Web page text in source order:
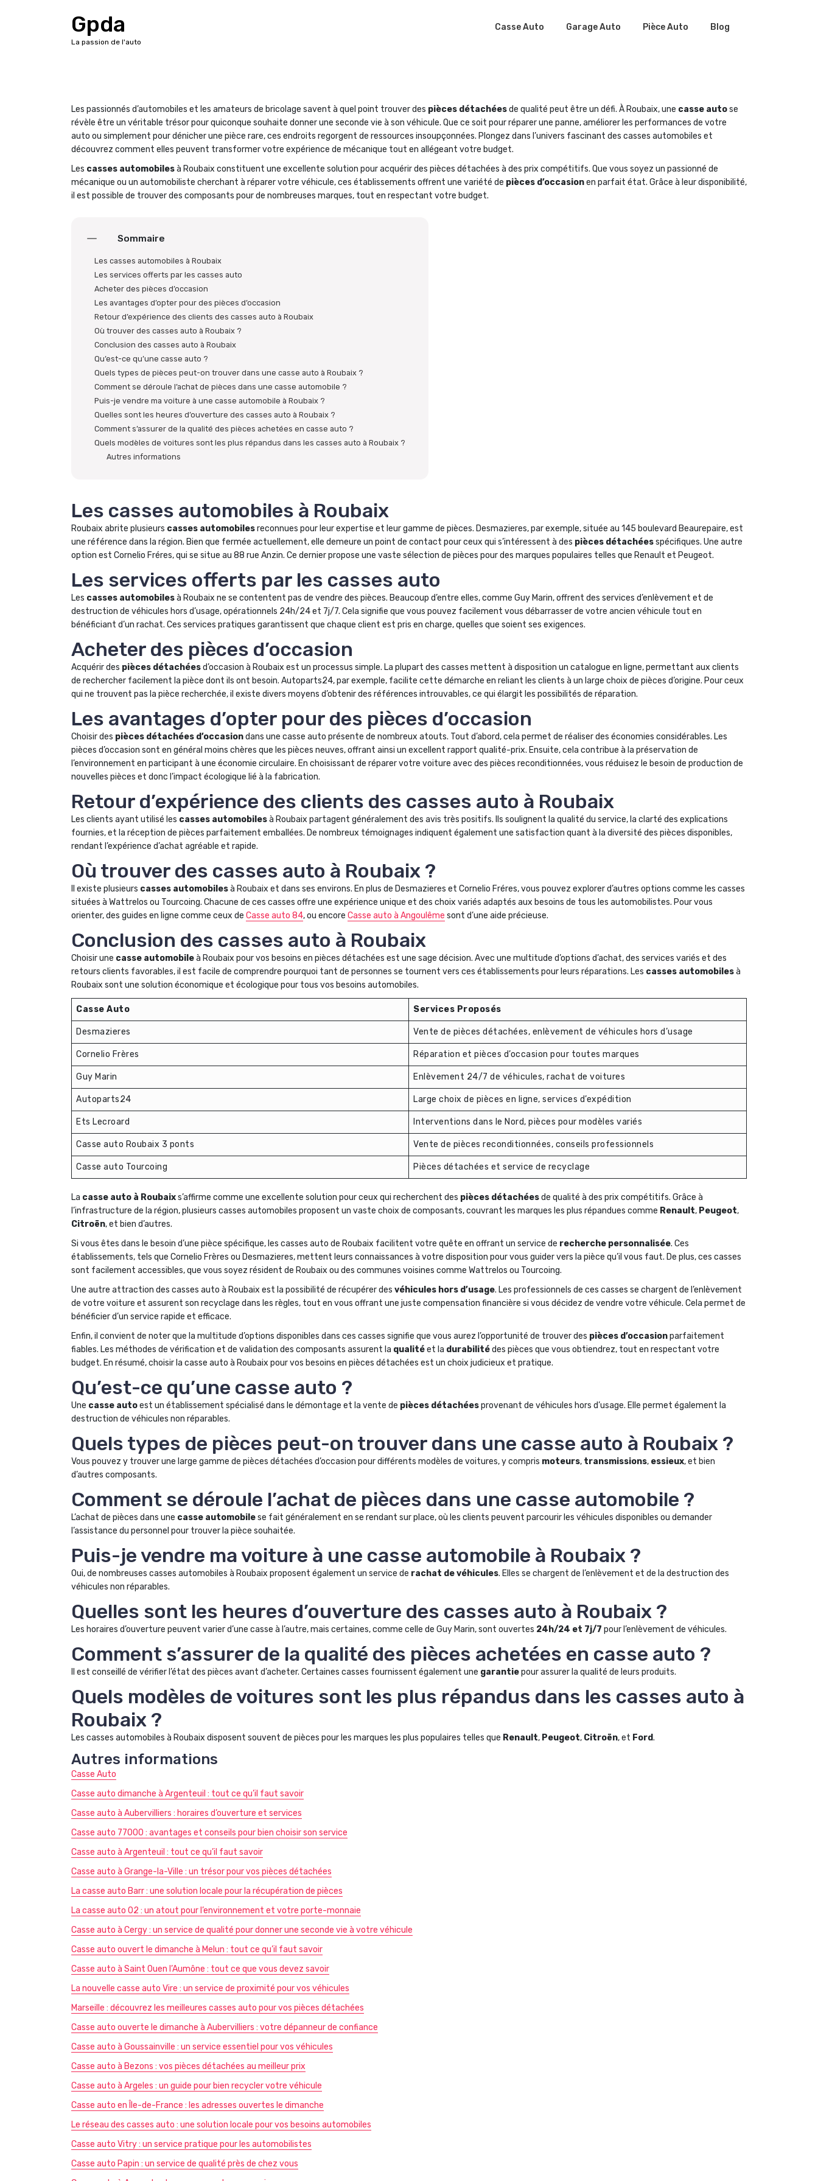
Gpda
La passion de l'auto
Casse Auto Garage Auto Pièce Auto Blog
Les passionnés d’automobiles et les amateurs de bricolage savent à quel point trouver des pièces détachéesde qualité peut être un défi. À Roubaix, une casse autose
révèle être un véritable trésor pour quiconque souhaite donner une seconde vie à son véhicule. Que ce soit pour réparer une panne, améliorer les performances de votre
auto ou simplement pour dénicher une pièce rare, ces endroits regorgent de ressources insoupçonnées. Plongez dans l’univers fascinant des casses automobiles et
découvrez comment elles peuvent transformer votre expérience de mécanique tout en allégeant votre budget.
Les casses automobilesà Roubaix constituent une excellente solution pour acquérir des pièces détachées à des prix compétitifs. Que vous soyez un passionné de
mécanique ou un automobiliste cherchant à réparer votre véhicule, ces établissements offrent une variété de pièces d’occasionen parfait état. Grâce à leur disponibilité,
il est possible de trouver des composants pour de nombreuses marques, tout en respectant votre budget.
Sommaire
Les casses automobiles à Roubaix
Les services offerts par les casses auto
Acheter des pièces d’occasion
Les avantages d’opter pour des pièces d’occasion
Retour d’expérience des clients des casses auto à Roubaix
Où trouver des casses auto à Roubaix ?
Conclusion des casses auto à Roubaix
Qu’est-ce qu’une casse auto ?
Quels types de pièces peut-on trouver dans une casse auto à Roubaix ?
Comment se déroule l’achat de pièces dans une casse automobile ?
Puis-je vendre ma voiture à une casse automobile à Roubaix ?
Quelles sont les heures d’ouverture des casses auto à Roubaix ?
Comment s’assurer de la qualité des pièces achetées en casse auto ?
Quels modèles de voitures sont les plus répandus dans les casses auto à Roubaix ?
Autres informations
Les casses automobiles à Roubaix
Roubaix abrite plusieurs casses automobilesreconnues pour leur expertise et leur gamme de pièces. Desmazieres, par exemple, située au 145 boulevard Beaurepaire, est
une référence dans la région. Bien que fermée actuellement, elle demeure un point de contact pour ceux qui s’intéressent à des pièces détachéesspécifiques. Une autre
option est Cornelio Fréres, qui se situe au 88 rue Anzin. Ce dernier propose une vaste sélection de pièces pour des marques populaires telles que Renault et Peugeot.
Les services offerts par les casses auto
Les casses automobilesà Roubaix ne se contentent pas de vendre des pièces. Beaucoup d’entre elles, comme Guy Marin, offrent des services d’enlèvement et de
destruction de véhicules hors d’usage, opérationnels 24h/24 et 7j/7. Cela signifie que vous pouvez facilement vous débarrasser de votre ancien véhicule tout en
bénéficiant d’un rachat. Ces services pratiques garantissent que chaque client est pris en charge, quelles que soient ses exigences.
Acheter des pièces d’occasion
Acquérir des pièces détachéesd’occasion à Roubaix est un processus simple. La plupart des casses mettent à disposition un catalogue en ligne, permettant aux clients
de rechercher facilement la pièce dont ils ont besoin. Autoparts24, par exemple, facilite cette démarche en reliant les clients à un large choix de pièces d’origine. Pour ceux
qui ne trouvent pas la pièce recherchée, il existe divers moyens d’obtenir des références introuvables, ce qui élargit les possibilités de réparation.
Les avantages d’opter pour des pièces d’occasion
Choisir des pièces détachées d’occasiondans une casse auto présente de nombreux atouts. Tout d’abord, cela permet de réaliser des économies considérables. Les
pièces d’occasion sont en général moins chères que les pièces neuves, offrant ainsi un excellent rapport qualité-prix. Ensuite, cela contribue à la préservation de
l’environnement en participant à une économie circulaire. En choisissant de réparer votre voiture avec des pièces reconditionnées, vous réduisez le besoin de production de
nouvelles pièces et donc l’impact écologique lié à la fabrication.
Retour d’expérience des clients des casses auto à Roubaix
Les clients ayant utilisé les casses automobilesà Roubaix partagent généralement des avis très positifs. Ils soulignent la qualité du service, la clarté des explications
fournies, et la réception de pièces parfaitement emballées. De nombreux témoignages indiquent également une satisfaction quant à la diversité des pièces disponibles,
rendant l’expérience d’achat agréable et rapide.
Où trouver des casses auto à Roubaix ?
Il existe plusieurs casses automobilesà Roubaix et dans ses environs. En plus de Desmazieres et Cornelio Fréres, vous pouvez explorer d’autres options comme les casses
situées à Wattrelos ou Tourcoing. Chacune de ces casses offre une expérience unique et des choix variés adaptés aux besoins de tous les automobilistes. Pour vous
orienter, des guides en ligne comme ceux de Casse auto 84, ou encore Casse auto à Angoulême sont d’une aide précieuse.
Conclusion des casses auto à Roubaix
Choisir une casse automobileà Roubaix pour vos besoins en pièces détachées est une sage décision. Avec une multitude d’options d’achat, des services variés et des
retours clients favorables, il est facile de comprendre pourquoi tant de personnes se tournent vers ces établissements pour leurs réparations. Les casses automobilesà
Roubaix sont une solution économique et écologique pour tous vos besoins automobiles.
Casse Auto Services Proposés
Desmazieres Vente de pièces détachées, enlèvement de véhicules hors d’usage
Cornelio Frères Réparation et pièces d’occasion pour toutes marques
Guy Marin Enlèvement 24/7 de véhicules, rachat de voitures
Autoparts24 Large choix de pièces en ligne, services d’expédition
Ets Lecroard Interventions dans le Nord, pièces pour modèles variés
Casse auto Roubaix 3 ponts Vente de pièces reconditionnées, conseils professionnels
Casse auto Tourcoing Pièces détachées et service de recyclage
La casse auto à Roubaixs’affirme comme une excellente solution pour ceux qui recherchent des pièces détachéesde qualité à des prix compétitifs. Grâce à
l’infrastructure de la région, plusieurs casses automobiles proposent un vaste choix de composants, couvrant les marques les plus répandues comme Renault, Peugeot,
Citroën, et bien d’autres.
Si vous êtes dans le besoin d’une pièce spécifique, les casses auto de Roubaix facilitent votre quête en offrant un service de recherche personnalisée. Ces
établissements, tels que Cornelio Frères ou Desmazieres, mettent leurs connaissances à votre disposition pour vous guider vers la pièce qu’il vous faut. De plus, ces casses
sont facilement accessibles, que vous soyez résident de Roubaix ou des communes voisines comme Wattrelos ou Tourcoing.
Une autre attraction des casses auto à Roubaix est la possibilité de récupérer des véhicules hors d’usage. Les professionnels de ces casses se chargent de l’enlèvement
de votre voiture et assurent son recyclage dans les règles, tout en vous offrant une juste compensation financière si vous décidez de vendre votre véhicule. Cela permet de
bénéficier d’un service rapide et efficace.
Enfin, il convient de noter que la multitude d’options disponibles dans ces casses signifie que vous aurez l’opportunité de trouver des pièces d’occasionparfaitement
fiables. Les méthodes de vérification et de validation des composants assurent la qualitéet la durabilitédes pièces que vous obtiendrez, tout en respectant votre
budget. En résumé, choisir la casse auto à Roubaix pour vos besoins en pièces détachées est un choix judicieux et pratique.
Qu’est-ce qu’une casse auto ?
Une casse autoest un établissement spécialisé dans le démontage et la vente de pièces détachéesprovenant de véhicules hors d’usage. Elle permet également la
destruction de véhicules non réparables.
Quels types de pièces peut-on trouver dans une casse auto à Roubaix ?
Vous pouvez y trouver une large gamme de pièces détachées d’occasion pour différents modèles de voitures, y compris moteurs, transmissions, essieux, et bien
d’autres composants.
Comment se déroule l’achat de pièces dans une casse automobile ?
L’achat de pièces dans une casse automobilese fait généralement en se rendant sur place, où les clients peuvent parcourir les véhicules disponibles ou demander
l’assistance du personnel pour trouver la pièce souhaitée.
Puis-je vendre ma voiture à une casse automobile à Roubaix ?
Oui, de nombreuses casses automobiles à Roubaix proposent également un service de rachat de véhicules. Elles se chargent de l’enlèvement et de la destruction des
véhicules non réparables.
Quelles sont les heures d’ouverture des casses auto à Roubaix ?
Les horaires d’ouverture peuvent varier d’une casse à l’autre, mais certaines, comme celle de Guy Marin, sont ouvertes 24h/24 et 7j/7 pour l’enlèvement de véhicules.
Comment s’assurer de la qualité des pièces achetées en casse auto ?
Il est conseillé de vérifier l’état des pièces avant d’acheter. Certaines casses fournissent également une garantiepour assurer la qualité de leurs produits.
Quels modèles de voitures sont les plus répandus dans les casses auto à
Roubaix ?
Les casses automobiles à Roubaix disposent souvent de pièces pour les marques les plus populaires telles que Renault, Peugeot, Citroën, et Ford.
Autres informations
Casse Auto
Casse auto dimanche à Argenteuil : tout ce qu’il faut savoir
Casse auto à Aubervilliers : horaires d’ouverture et services
Casse auto 77000 : avantages et conseils pour bien choisir son service
Casse auto à Argenteuil : tout ce qu’il faut savoir
Casse auto à Grange-la-Ville : un trésor pour vos pièces détachées
La casse auto Barr : une solution locale pour la récupération de pièces
La casse auto 02 : un atout pour l’environnement et votre porte-monnaie
Casse auto à Cergy : un service de qualité pour donner une seconde vie à votre véhicule
Casse auto ouvert le dimanche à Melun : tout ce qu’il faut savoir
Casse auto à Saint Ouen l’Aumône : tout ce que vous devez savoir
La nouvelle casse auto Vire : un service de proximité pour vos véhicules
Marseille : découvrez les meilleures casses auto pour vos pièces détachées
Casse auto ouverte le dimanche à Aubervilliers : votre dépanneur de confiance
Casse auto à Goussainville : un service essentiel pour vos véhicules
Casse auto à Bezons : vos pièces détachées au meilleur prix
Casse auto à Argeles : un guide pour bien recycler votre véhicule
Casse auto en Île-de-France : les adresses ouvertes le dimanche
Le réseau des casses auto : une solution locale pour vos besoins automobiles
Casse auto Vitry : un service pratique pour les automobilistes
Casse auto Papin : un service de qualité près de chez vous